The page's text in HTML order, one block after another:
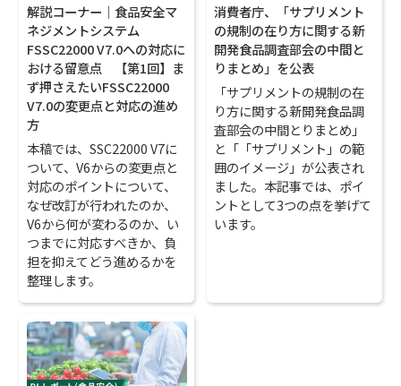
解説コーナー｜食品安全マ
ネジメントシステム
FSSC22000 V7.0への対応に
おける留意点 【第1回】ま
ず押さえたいFSSC22000
V7.0の変更点と対応の進め
方
本稿では、SSC22000 V7に
ついて、V6からの変更点と
対応のポイントについて、
なぜ改訂が行われたのか、
V6から何が変わるのか、い
つまでに対応すべきか、負
担を抑えてどう進めるかを
整理します。
消費者庁、「サプリメント
の規制の在り方に関する新
開発食品調査部会の中間と
りまとめ」を公表
「サプリメントの規制の在
り方に関する新開発食品調
査部会の中間とりまとめ」
と「「サプリメント」の範
囲のイメージ」が公表され
ました。本記事では、ポイ
ントとして3つの点を挙げて
います。